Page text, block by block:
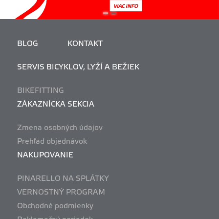
BLOG KONTAKT
SERVIS BICYKLOV, LYŽÍ A BEŽIEK
BIKEFITTING
ZÁKAZNÍCKA SEKCIA
Zmena osobných údajov
Prehľad objednávok
NAKUPOVANIE
PINARELLO NA SPLÁTKY
VERNOSTNÝ PROGRAM
Obchodné podmienky